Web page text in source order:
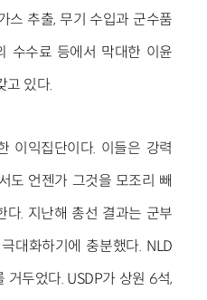
스 추출, 무기 수입과 군수품
수수료 등에서 막대한 이윤
고 있다.
이익집단이다. 이들은 강력
도 언젠가 그것을 모조리 빼
다. 지난해 총선 결과는 군부
대화하기에 충분했다. NLD
거두었다. USDP가 상원 6석,